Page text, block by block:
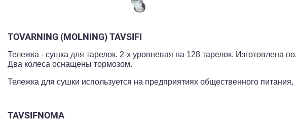
TOVARNING (MOLNING) TAVSIFI
Тележка - сушка для тарелок. 2-х уровневая на 128 тарелок. Изготовлена
Два колеса оснащены тормозом.
Тележка для сушки используется на предприятиях общественного
TAVSIFNOMA